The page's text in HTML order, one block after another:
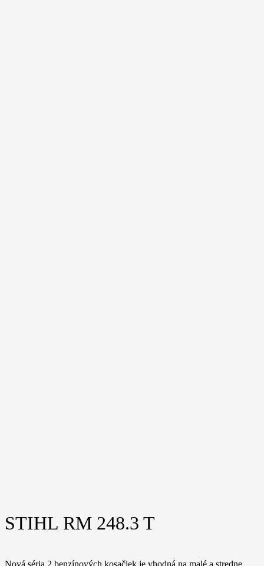
STIHL RM 248.3 T
Nová séria 2 benzínových kosačiek je vhodná na malé a stredne